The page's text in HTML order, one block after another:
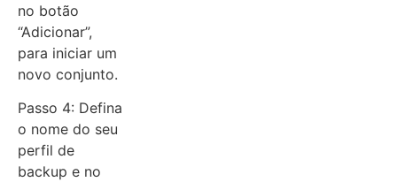
no botão
“Adicionar”,
para iniciar um
novo conjunto.
Passo 4: Defina
o nome do seu
perfil de
backup e no